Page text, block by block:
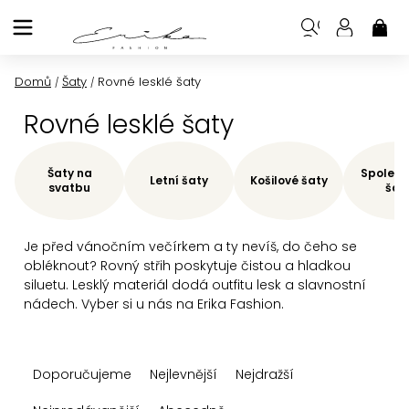
na
Domů / Šaty / Rovné lesklé šaty
Rovné lesklé šaty
Je před vánočním večírkem a ty nevíš, do čeho se
obléknout? Rovný střih poskytuje čistou a hladkou
siluetu. Lesklý materiál dodá outfitu lesk a slavnostní
nádech. Vyber si u nás na Erika Fashion.
Šaty na
svatbu
Letní šaty Košilové šaty
aDoporučujeme Nejlevnější
Nejdražší